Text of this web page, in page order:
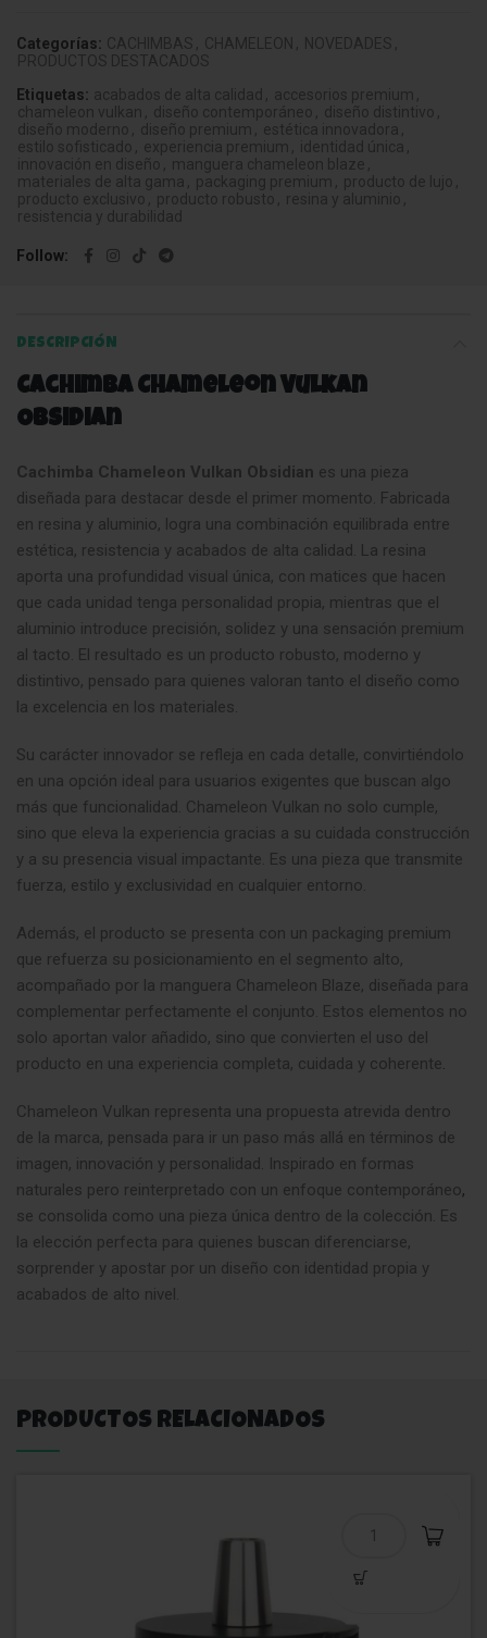
Categorías: CACHIMBAS , CHAMELEON , NOVEDADES ,
PRODUCTOS DESTACADOS
Etiquetas: acabados de alta calidad , accesorios premium ,
chameleon vulkan , diseño contemporáneo , diseño distintivo ,
diseño moderno , diseño premium , estética innovadora ,
estilo sofisticado , experiencia premium , identidad única ,
innovación en diseño , manguera chameleon blaze ,
materiales de alta gama , packaging premium , producto de lujo ,
producto exclusivo , producto robusto , resina y aluminio ,
resistencia y durabilidad
Follow
DESCRIPCIÓN
Cachimba Chameleon Vulkan
Obsidian
Cachimba Chameleon Vulkan Obsidian es una pieza
diseñada para destacar desde el primer momento. Fabricada
en resina y aluminio, logra una combinación equilibrada entre
estética, resistencia y acabados de alta calidad. La resina
aporta una profundidad visual única, con matices que hacen
que cada unidad tenga personalidad propia, mientras que el
aluminio introduce precisión, solidez y una sensación premium
al tacto. El resultado es un producto robusto, moderno y
distintivo, pensado para quienes valoran tanto el diseño como
la excelencia en los materiales.
Su carácter innovador se refleja en cada detalle, convirtiéndolo
en una opción ideal para usuarios exigentes que buscan algo
más que funcionalidad. Chameleon Vulkan no solo cumple,
sino que eleva la experiencia gracias a su cuidada construcción
y a su presencia visual impactante. Es una pieza que transmite
fuerza, estilo y exclusividad en cualquier entorno.
Además, el producto se presenta con un packaging premium
que refuerza su posicionamiento en el segmento alto,
acompañado por la manguera Chameleon Blaze, diseñada para
complementar perfectamente el conjunto. Estos elementos no
solo aportan valor añadido, sino que convierten el uso del
producto en una experiencia completa, cuidada y coherente.
Chameleon Vulkan representa una propuesta atrevida dentro
de la marca, pensada para ir un paso más allá en términos de
imagen, innovación y personalidad. Inspirado en formas
naturales pero reinterpretado con un enfoque contemporáneo,
se consolida como una pieza única dentro de la colección. Es
la elección perfecta para quienes buscan diferenciarse,
sorprender y apostar por un diseño con identidad propia y
acabados de alto nivel.
PRODUCTOS RELACIONADOS